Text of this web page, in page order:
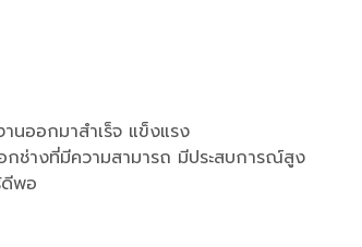
นออกมาสำเร็จ แข็งแรง
กช่างที่มีความสามารถ มีประสบการณ์สูง
พอ